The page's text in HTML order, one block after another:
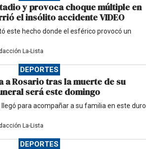
y provoca choque múltiple en
el insólito accidente VIDEO
este hecho donde el esférico provocó un
La-Lista
DEPORTES
a Rosario tras la muerte de su
será este domingo
para acompañar a su familia en este duro
La-Lista
DEPORTES